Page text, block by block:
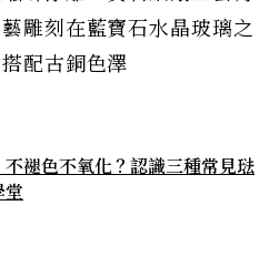
雕刻在藍寶石水晶玻璃之
配古銅色澤
褪色不氧化？認識三種常見琺
堂